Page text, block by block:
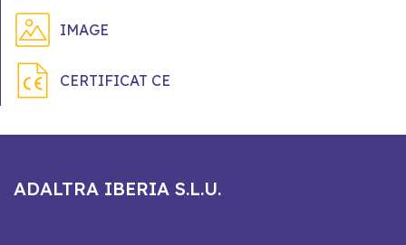
IMAGE
CERTIFICAT CE
ADALTRA IBERIA S.L.U.